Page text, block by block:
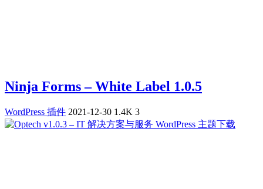
Ninja Forms – White Label 1.0.5
WordPress 插件 2021-12-30 1.4K 3